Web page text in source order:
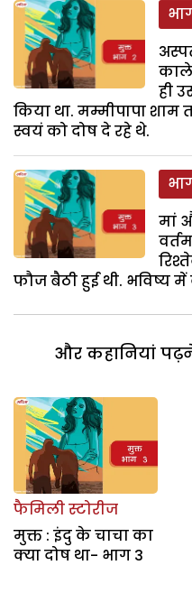
ही
किया था. मम्मीपापा शाम
स्वयं को दोष दे रहे थे.
मां
फौज बैठी हुई थी. भविष्य
और कहानियां
फैमिली स्टोरीज
मुक्त : इंदु के चाचा का
क्या दोष था- भाग 3